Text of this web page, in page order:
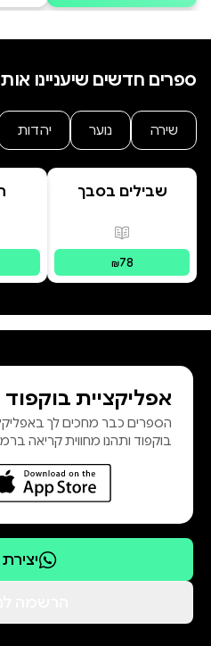
ספרים חדשים שיעניינו
שירה נוער יהדות
שבילים בסבך
פורמטים זמינים
₪78
אפליקציית בוקפוד
הספרים כבר מחכים לך
בוקפוד ותהנו מחווית קריאה